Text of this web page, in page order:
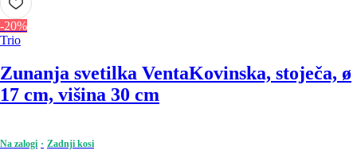
-20%
Trio
Zunanja svetilka VentaKovinska, stoječa, ø
17 cm, višina 30 cm
Na zalogi Zadnji kosi